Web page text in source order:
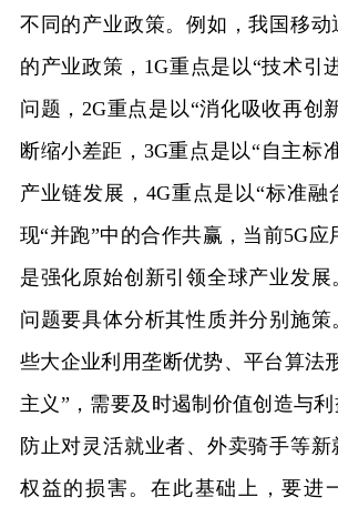
不同的产业政策。例如，我国移动
的产业政策，1G重点是以“技术引
问题，2G重点是以“消化吸收再创
断缩小差距，3G重点是以“自主标
产业链发展，4G重点是以“标准融
现“并跑”中的合作共赢，当前5G应
是强化原始创新引领全球产业发展
问题要具体分析其性质并分别施策
些大企业利用垄断优势、平台算法
主义”，需要及时遏制价值创造与利
防止对灵活就业者、外卖骑手等
权益的损害。在此基础上，要进